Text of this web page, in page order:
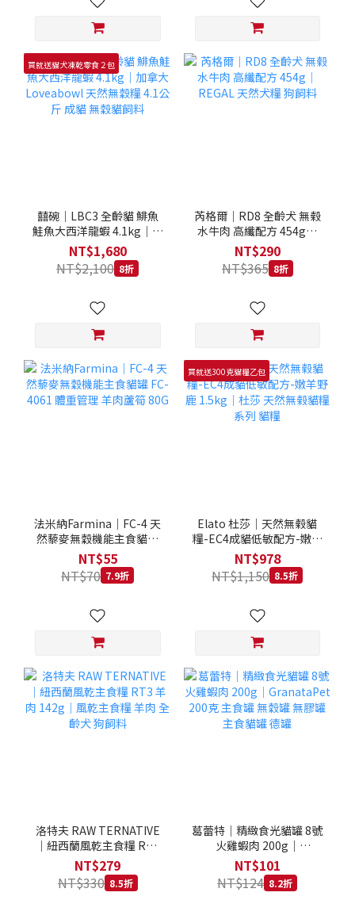
買就送貓犬凍乾零食２包
囍碗｜LBC3 全齡貓 鯡魚
鮭魚大西洋龍蝦 4.1kg｜加
拿大 Loveabowl 天然無穀
糧 4.1公斤 成貓 無穀貓飼
料
NT$1,680
NT$2,100 8折
芮格爾｜RD8 全齡犬 無榖
水牛肉 高纖配方 454g｜
REGAL 天然犬糧 狗飼料
NT$290
NT$365 8折
法米納Farmina｜FC-4 天
然藜麥無穀機能主食貓罐
FC-4061 體重管理 羊肉蘆
筍 80G
NT$55
NT$70 7.9折
買就送300克貓糧乙包
Elato 杜莎｜天然無榖貓
糧-EC4成貓低敏配方-嫩羊
野鹿 1.5kg｜杜莎 天然無
榖貓糧系列 貓糧
NT$978
NT$1,150 8.5折
洛特夫 RAW TERNATIVE
｜紐西蘭風乾主食糧 RT3
羊肉 142g｜風乾主食糧 羊
肉 全齡犬 狗飼料
NT$279
NT$330 8.5折
葛蕾特｜精緻食光貓罐 8號
火雞蝦肉 200g｜
GranataPet 200克 主食罐
無穀罐 無膠罐 主食貓罐 德
罐
NT$101
NT$124 8.2折